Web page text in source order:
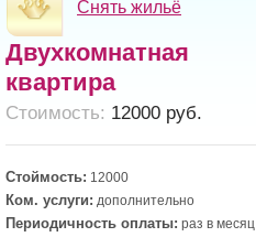
Снять жильё
Двухкомнатная
квартира
Cтоимость: 12000 руб.
Стоймость: 12000
Ком. услуги: дополнительно
Периодичность оплаты: раз в месяц